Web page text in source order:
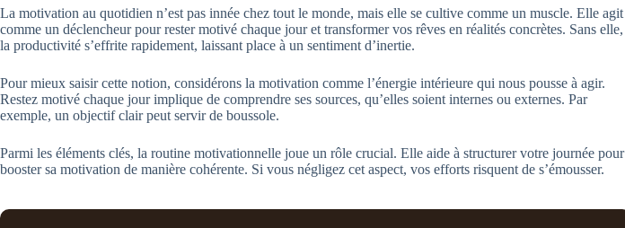
La motivation au quotidien n’est pas innée chez tout le monde, mais elle se cultive comme un muscle. Elle agit
comme un déclencheur pour rester motivé chaque jour et transformer vos rêves en réalités concrètes. Sans elle,
la productivité s’effrite rapidement, laissant place à un sentiment d’inertie.
Pour mieux saisir cette notion, considérons la motivation comme l’énergie intérieure qui nous pousse à agir.
Restez motivé chaque jour implique de comprendre ses sources, qu’elles soient internes ou externes. Par
exemple, un objectif clair peut servir de boussole.
Parmi les éléments clés, la routine motivationnelle joue un rôle crucial. Elle aide à structurer votre journée pour
booster sa motivation de manière cohérente. Si vous négligez cet aspect, vos efforts risquent de s’émousser.